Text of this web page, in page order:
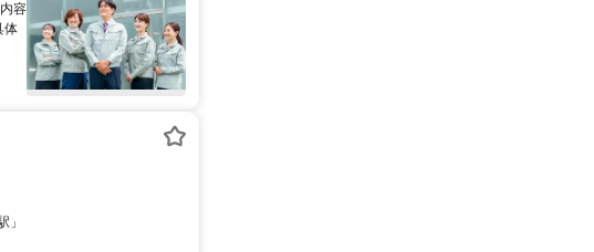
容
体
」